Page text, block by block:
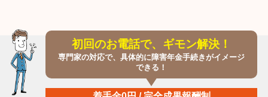
初回のお電話で、ギモン解決！
専門家の対応で、具体的に障害年金手続きがイメージ
できる！